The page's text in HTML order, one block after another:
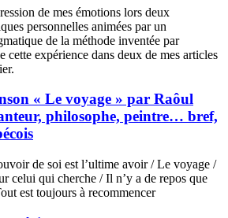
de mes émotions lors deux
personnelles animées par un
de la méthode inventée par
cette expérience dans deux de mes articles
« Le voyage » par Raôul
philosophe, peintre… bref,
de soi est l’ultime avoir / Le voyage /
celui qui cherche / Il n’y a de repos que
est toujours à recommencer